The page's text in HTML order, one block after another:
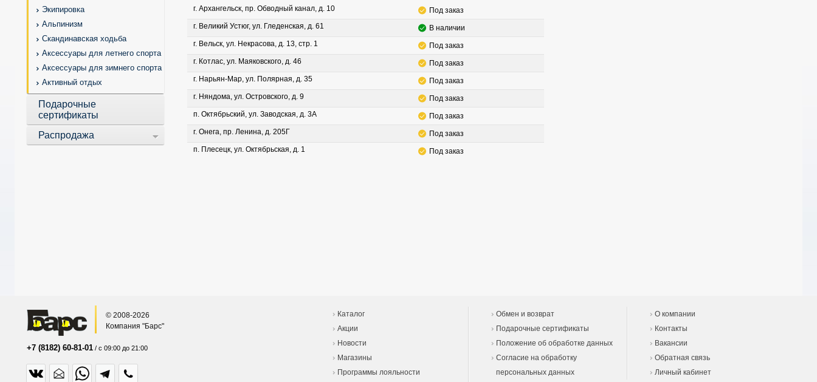
Экипировка
Альпинизм
Скандинавская ходьба
Аксессуары для летнего спорта
Аксессуары для зимнего спорта
Активный отдых
Подарочные
сертификаты
Распродажа
г. Архангельск, пр. Обводный канал, д. 10
Под заказ
г. Великий Устюг, ул. Гледенская, д. 61
В наличии
г. Вельск, ул. Некрасова, д. 13, стр. 1
Под заказ
г. Котлас, ул. Маяковского, д. 46
Под заказ
г. Нарьян-Мар, ул. Полярная, д. 35
Под заказ
г. Няндома, ул. Островского, д. 9
Под заказ
п. Октябрьский, ул. Заводская, д. 3А
Под заказ
г. Онега, пр. Ленина, д. 205Г
Под заказ
п. Плесецк, ул. Октябрьская, д. 1
Под заказ
© 2008-2026
Компания "Барс"
+7 (8182) 60-81-01 / с 09:00 до 21:00
Каталог
Акции
Новости
Магазины
Программы лояльности
Обмен и возврат
Подарочные сертификаты
Положение об обработке данных
Согласие на обработку
персональных данных
О компании
Контакты
Вакансии
Обратная связь
Личный кабинет